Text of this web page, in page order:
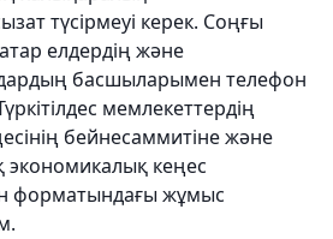
түсір­меуі керек. Соңғы
елдердің және
басшыларымен телефон
мемлекет­тердің
бейнесаммитіне және
кеңес
форматындағы жұмыс